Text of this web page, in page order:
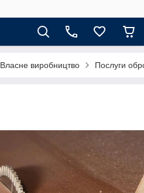
Власне виробництво Послуги